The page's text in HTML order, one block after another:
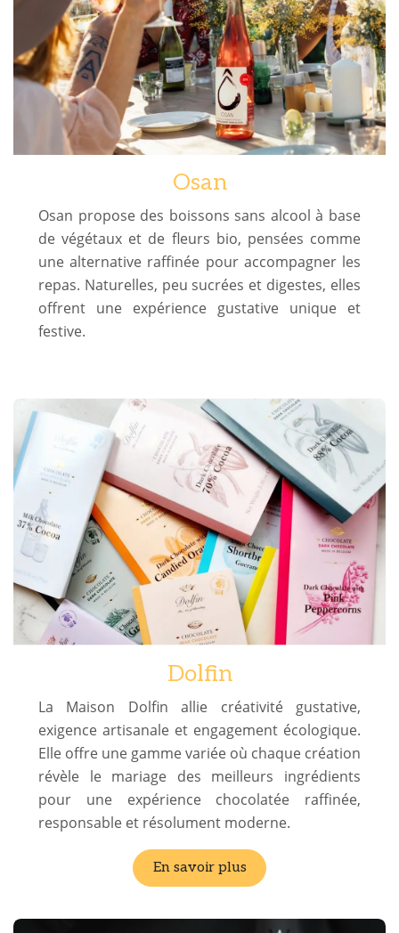
Osan
Osan propose des boissons sans alcool à base
de végétaux et de fleurs bio, pensées comme
une alternative raffinée pour accompagner les
repas. Naturelles, peu sucrées et digestes, elles
offrent une expérience gustative unique et
festive.
Dolfin
La Maison Dolfin allie créativité gustative,
exigence artisanale et engagement écologique.
Elle offre une gamme variée où chaque création
révèle le mariage des meilleurs ingrédients
pour une expérience chocolatée raffinée,
responsable et résolument moderne.
En savoir plus